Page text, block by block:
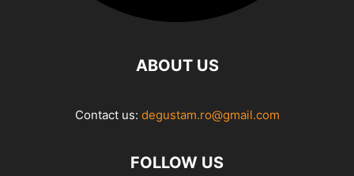
ABOUT US
Contact us: degustam.ro@gmail.com
FOLLOW US